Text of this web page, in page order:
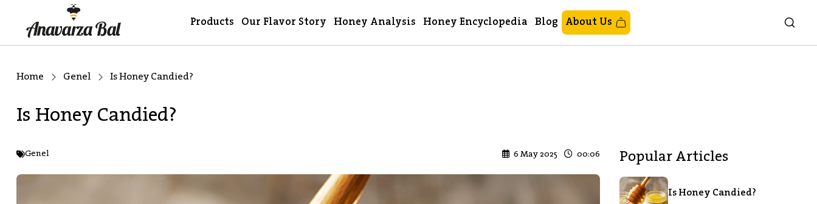
Products Our Flavor Story Honey Analysis Honey Encyclopedia Blog About Us
Home Genel Is Honey Candied?
Is Honey Candied?
Genel 6 May 2025 00:06 Popular Articles
Is Honey Candied?